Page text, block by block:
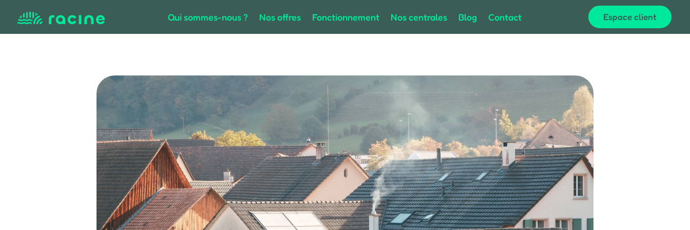
Qui sommes-nous ? Nos offres Fonctionnement Nos centrales Blog Contact Espace client